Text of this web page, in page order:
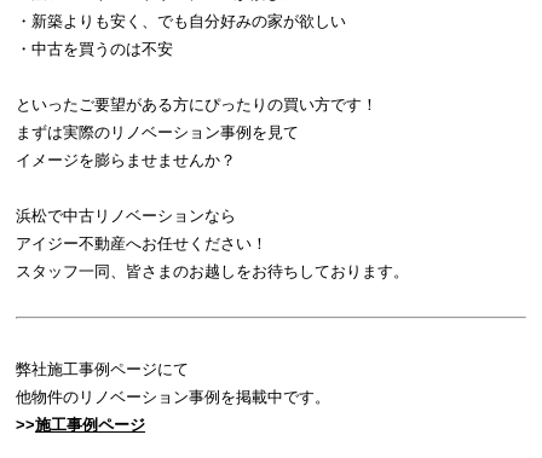
・新築よりも安く、でも自分好みの家が欲しい
・中古を買うのは不安
といったご要望がある方にぴったりの買い方です！
まずは実際のリノベーション事例を見て
イメージを膨らませませんか？
浜松で中古リノベーションなら
アイジー不動産へお任せください！
スタッフ一同、皆さまのお越しをお待ちしております。
弊社施工事例ページにて
他物件のリノベーション事例を掲載中です。
>>施工事例ページ